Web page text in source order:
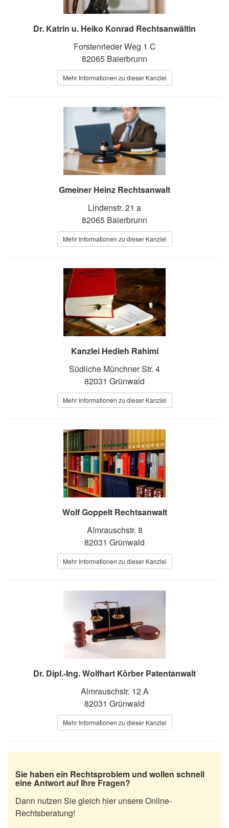
Dr. Katrin u. Heiko Konrad Rechtsanwältin
Forstenrieder Weg 1 C
82065 Baierbrunn
Mehr Informationen zu dieser Kanzlei
Gmeiner Heinz Rechtsanwalt
Lindenstr. 21 a
82065 Baierbrunn
Mehr Informationen zu dieser Kanzlei
Kanzlei Hedieh Rahimi
Südliche Münchner Str. 4
82031 Grünwald
Mehr Informationen zu dieser Kanzlei
Wolf Goppelt Rechtsanwalt
Almrauschstr. 8
82031 Grünwald
Mehr Informationen zu dieser Kanzlei
Dr. Dipl.-Ing. Wolfhart Körber Patentanwalt
Almrauschstr. 12 A
82031 Grünwald
Mehr Informationen zu dieser Kanzlei
Sie haben ein Rechtsproblem und wollen schnell
eine Antwort auf Ihre Fragen?
Dann nutzen Sie gleich hier unsere Online-
Rechtsberatung!